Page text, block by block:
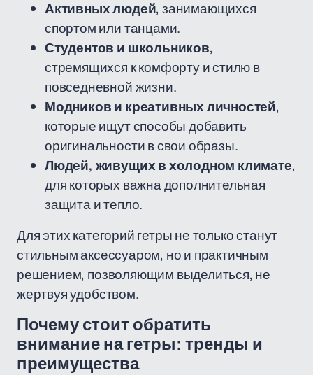
Активных людей, занимающихся
спортом или танцами.
Студентов и школьников,
стремящихся к комфорту и стилю в
повседневной жизни.
Модников и креативных личностей,
которые ищут способы добавить
оригинальности в свои образы.
Людей, живущих в холодном климате,
для которых важна дополнительная
защита и тепло.
Для этих категорий гетры не только станут
стильным аксессуаром, но и практичным
решением, позволяющим выделиться, не
жертвуя удобством.
Почему стоит обратить
внимание на гетры: тренды и
преимущества